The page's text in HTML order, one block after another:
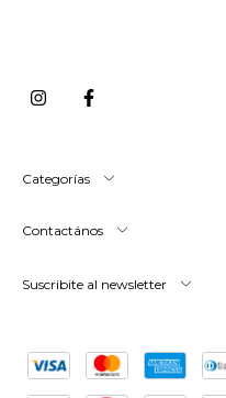
Categorías
Contactános
Suscribite al newsletter